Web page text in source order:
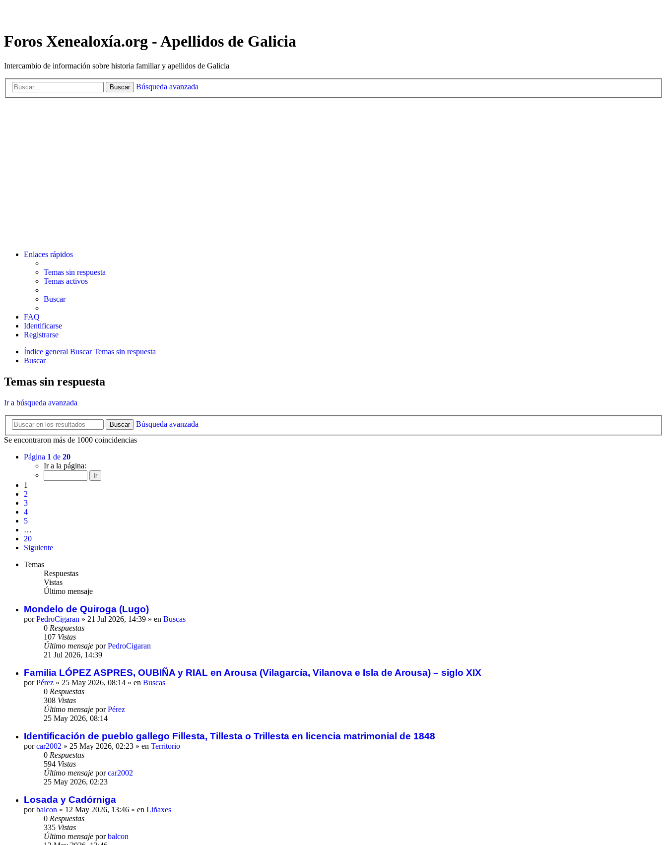
Foros Xenealoxía.org - Apellidos de Galicia
Intercambio de información sobre historia familiar y apellidos de Galicia
Buscar Búsqueda avanzada
Enlaces rápidos
Temas sin respuesta
Temas activos
Buscar
FAQ
Identificarse
Registrarse
Índice general Buscar Temas sin respuesta
Buscar
Temas sin respuesta
Ir a búsqueda avanzada
Buscar
Búsqueda avanzada
Se encontraron más de 1000 coincidencias
Página 1 de 20
Ir a la página:
1
2
3
4
5
…
20
Siguiente
Temas
Respuestas
Vistas
Último mensaje
Mondelo de Quiroga (Lugo)
porPedroCigaran » 21 Jul 2026, 14:39 » en Buscas
0 Respuestas
107 Vistas
Último mensaje porPedroCigaran
21 Jul 2026, 14:39
Familia LÓPEZ ASPRES, OUBIÑA y RIAL en Arousa (Vilagarcía, Vilanova e Isla de Arousa) – siglo XIX
porPérez » 25 May 2026, 08:14 » en Buscas
0 Respuestas
308 Vistas
Último mensaje porPérez
25 May 2026, 08:14
Identificación de pueblo gallego Fillesta, Tillesta o Trillesta en licencia matrimonial de 1848
porcar2002 » 25 May 2026, 02:23 » en Territorio
0 Respuestas
594 Vistas
Último mensaje porcar2002
25 May 2026, 02:23
Losada y Cadórniga
porbalcon » 12 May 2026, 13:46 » en Liñaxes
0 Respuestas
335 Vistas
Último mensaje porbalcon